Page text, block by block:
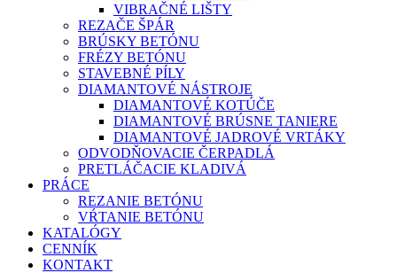
VIBRAČNÉ LIŠTY
REZAČE ŠPÁR
BRÚSKY BETÓNU
FRÉZY BETÓNU
STAVEBNÉ PÍLY
DIAMANTOVÉ NÁSTROJE
DIAMANTOVÉ KOTÚČE
DIAMANTOVÉ BRÚSNE TANIERE
DIAMANTOVÉ JADROVÉ VRTÁKY
ODVODŇOVACIE ČERPADLÁ
PRETLÁČACIE KLADIVÁ
PRÁCE
REZANIE BETÓNU
VŔTANIE BETÓNU
KATALÓGY
CENNÍK
KONTAKT